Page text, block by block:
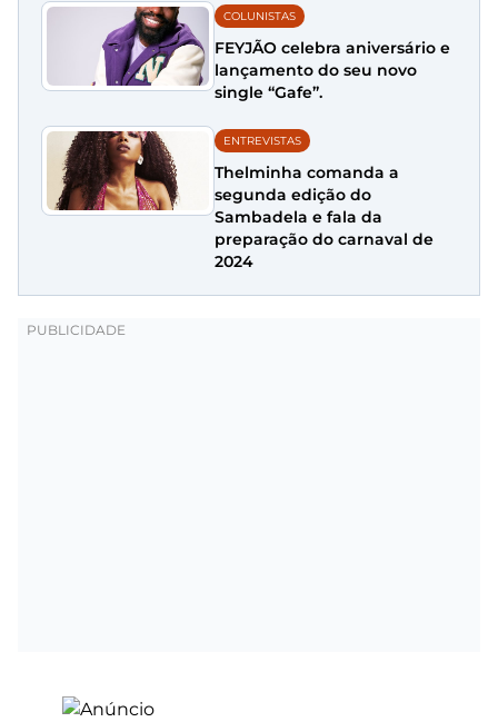
COLUNISTAS
FEYJÃO celebra aniversário e
lançamento do seu novo
single “Gafe”.
ENTREVISTAS
Thelminha comanda a
segunda edição do
Sambadela e fala da
preparação do carnaval de
2024